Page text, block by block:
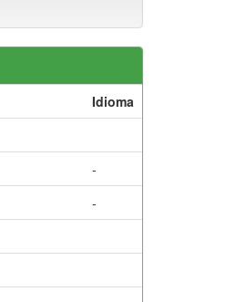
Idioma
-
-